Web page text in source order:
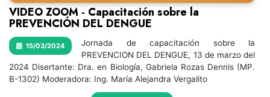
VIDEO ZOOM - Capacitación sobre la
PREVENCIÓN DEL DENGUE
15/03/2024
Jornada de capacitación sobre la
PREVENCION DEL DENGUE, 13 de marzo del
2024 Disertante: Dra. en Biología, Gabriela Rozas Dennis (MP.
B-1302) Moderadora: Ing. María Alejandra Vergalito